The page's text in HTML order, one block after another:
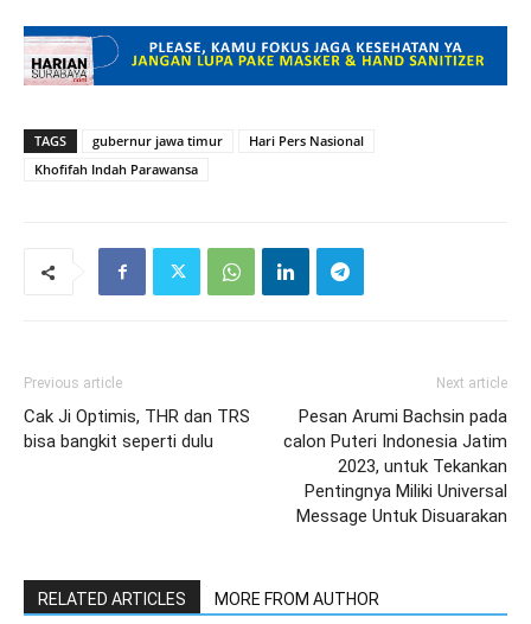
TAGS gubernur jawa timur
Hari Pers Nasional
Khofifah Indah Parawansa
Previous article
Cak Ji Optimis, THR dan TRS
bisa bangkit seperti dulu
Next article
Pesan Arumi Bachsin pada
calon Puteri Indonesia Jatim
2023, untuk Tekankan
Pentingnya Miliki Universal
Message Untuk Disuarakan
RELATED ARTICLES MORE FROM AUTHOR